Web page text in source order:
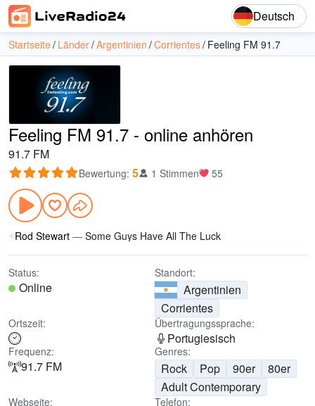
Deutsch
Startseite Länder Argentinien Corrientes Feeling FM 91.7
Feeling FM 91.7 - online anhören
91.7 FM
Bewertung: 5 1 Stimmen 55
Rod Stewart — Some Guys Have All The Luck
Status:
Online
Standort:
Argentinien
Corrientes
Ortszeit: Übertragungssprache:
Portugiesisch
Frequenz:
91.7 FM
Genres:
Rock Pop 90er
80er
Adult Contemporary
Webseite: Telefon: